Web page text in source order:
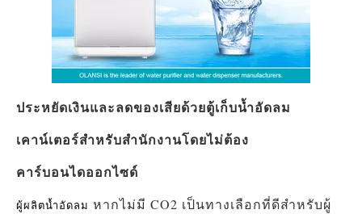
ประหยัดเงินและลดของเสียด้วยตู้เก็บน้ำอัดลม
เคาน์เตอร์สำหรับสำนักงานโดยไม่ต้อง
คาร์บอนไดออกไซด์
ผู้ผลิตน้ำอัดลม หากไม่มี CO2 เป็นทางเลือกที่ดีสำหรับผู้